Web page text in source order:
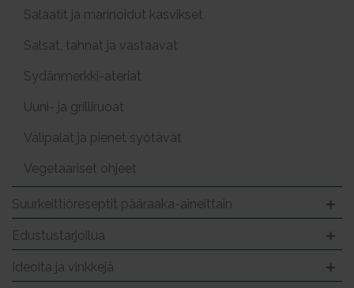
Salaatit ja marinoidut kasvikset
Salsat, tahnat ja vastaavat
Sydänmerkki-ateriat
Uuni- ja grilliruoat
Välipalat ja pienet syötävät
Vegetaariset ohjeet
Suurkeittiöreseptit pääraaka-aineittain
Edustustarjoilua
Ideoita ja vinkkejä